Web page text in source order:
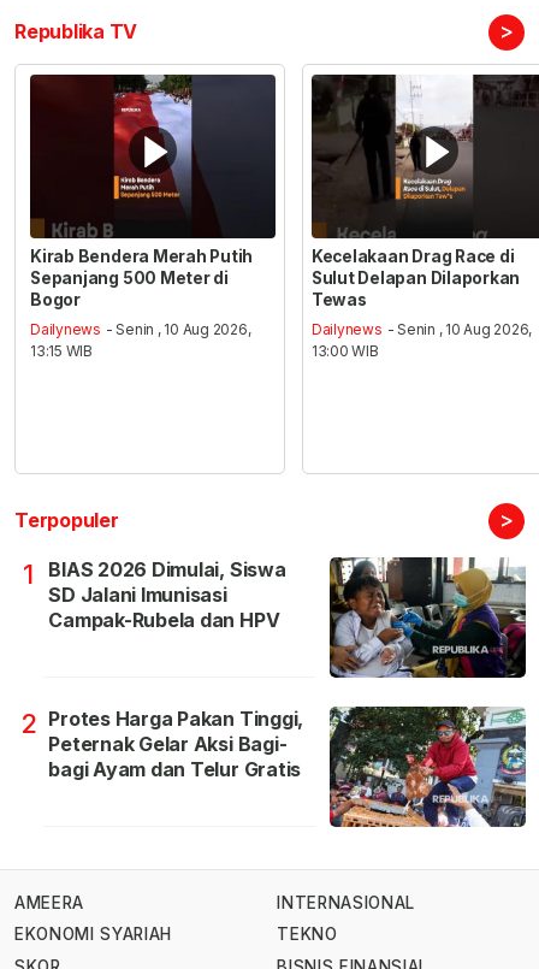
Republika TV >
Kirab Bendera Merah Putih
Sepanjang 500 Meter di
Bogor
Dailynews - Senin , 10 Aug 2026,
13:15 WIB
Kecelakaan Drag Race di
Sulut Delapan Dilaporkan
Tewas
Dailynews - Senin , 10 Aug 2026,
13:00 WIB
Terpopuler >
1
BIAS 2026 Dimulai, Siswa
SD Jalani Imunisasi
Campak-Rubela dan HPV
2 Protes Harga Pakan Tinggi,
Peternak Gelar Aksi Bagi-
bagi Ayam dan Telur Gratis
AMEERA
EKONOMI SYARIAH
INTERNASIONAL
TEKNO